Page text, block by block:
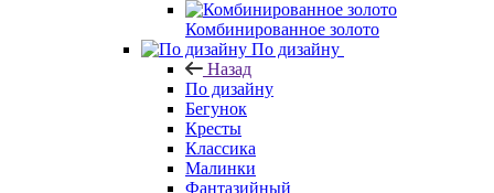
Комбинированное золото
По дизайну
Назад
По дизайну
Бегунок
Кресты
Классика
Малинки
Фантазийный